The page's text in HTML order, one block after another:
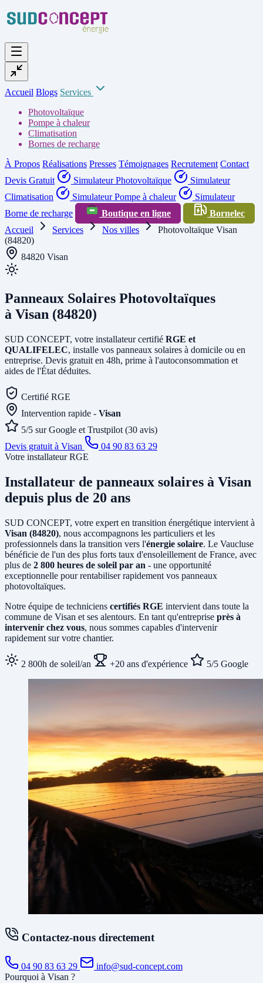
Accueil Blogs Services
Photovoltaïque
Pompe à chaleur
Climatisation
Bornes de recharge
À Propos Réalisations Presses Témoignages Recrutement Contact
Devis Gratuit
Simulateur Photovoltaïque
Simulateur
Climatisation
Simulateur Pompe à chaleur
Simulateur
Borne de recharge
Boutique en ligne
Bornelec
Accueil
Services Nos villes
Photovoltaïque Visan
(84820)
84820 Visan
Panneaux Solaires Photovoltaïques
à Visan (84820)
SUD CONCEPT, votre installateur certifié RGE et
QUALIFELEC, installe vos panneaux solaires à domicile ou en
entreprise. Devis gratuit en 48h, prime à l'autoconsommation et
aides de l'État déduites.
Certifié RGE
Intervention rapide - Visan
5/5 sur Google et Trustpilot (30 avis)
Devis gratuit à Visan
04 90 83 63 29
Votre installateur RGE
Installateur de panneaux solaires à Visan
depuis plus de 20 ans
SUD CONCEPT, votre expert en transition énergétique intervient à
Visan (84820), nous accompagnons les particuliers et les
professionnels dans la transition vers l'énergie solaire. Le Vaucluse
bénéficie de l'un des plus forts taux d'ensoleillement de France, avec
plus de 2 800 heures de soleil par an - une opportunité
exceptionnelle pour rentabiliser rapidement vos panneaux
photovoltaïques.
Notre équipe de techniciens certifiés RGE intervient dans toute la
commune de Visan et ses alentours. En tant qu'entreprise près à
intervenir chez vous, nous sommes capables d'intervenir
rapidement sur votre chantier.
2 800h de soleil/an +20 ans d'expérience 5/5 Google
Contactez-nous directement
04 90 83 63 29
info@sud-concept.com
Pourquoi à Visan ?